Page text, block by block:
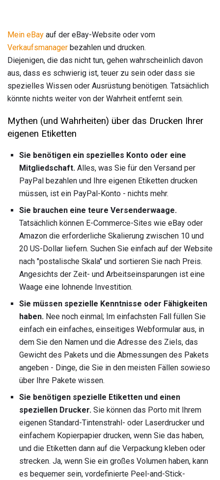
Mein eBay auf der eBay-Website oder vom
Verkaufsmanager bezahlen und drucken.
Diejenigen, die das nicht tun, gehen wahrscheinlich davon
aus, dass es schwierig ist, teuer zu sein oder dass sie
spezielles Wissen oder Ausrüstung benötigen. Tatsächlich
könnte nichts weiter von der Wahrheit entfernt sein.
Mythen (und Wahrheiten) über das Drucken Ihrer
eigenen Etiketten
Sie benötigen ein spezielles Konto oder eine
Mitgliedschaft. Alles, was Sie für den Versand per
PayPal bezahlen und Ihre eigenen Etiketten drucken
müssen, ist ein PayPal-Konto - nichts mehr.
Sie brauchen eine teure Versenderwaage.
Tatsächlich können E-Commerce-Sites wie eBay oder
Amazon die erforderliche Skalierung zwischen 10 und
20 US-Dollar liefern. Suchen Sie einfach auf der Website
nach "postalische Skala" und sortieren Sie nach Preis.
Angesichts der Zeit- und Arbeitseinsparungen ist eine
Waage eine lohnende Investition.
Sie müssen spezielle Kenntnisse oder Fähigkeiten
haben. Nee noch einmal; Im einfachsten Fall füllen Sie
einfach ein einfaches, einseitiges Webformular aus, in
dem Sie den Namen und die Adresse des Ziels, das
Gewicht des Pakets und die Abmessungen des Pakets
angeben - Dinge, die Sie in den meisten Fällen sowieso
über Ihre Pakete wissen.
Sie benötigen spezielle Etiketten und einen
speziellen Drucker. Sie können das Porto mit Ihrem
eigenen Standard-Tintenstrahl- oder Laserdrucker und
einfachem Kopierpapier drucken, wenn Sie das haben,
und die Etiketten dann auf die Verpackung kleben oder
strecken. Ja, wenn Sie ein großes Volumen haben, kann
es bequemer sein, vordefinierte Peel-and-Stick-